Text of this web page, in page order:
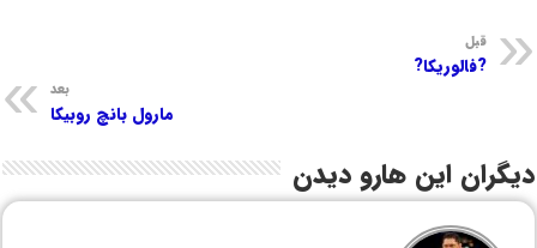
قبل
?فالوریکا?
بعد
مارول بانچ روبیکا
دیگران این هارو دیدن